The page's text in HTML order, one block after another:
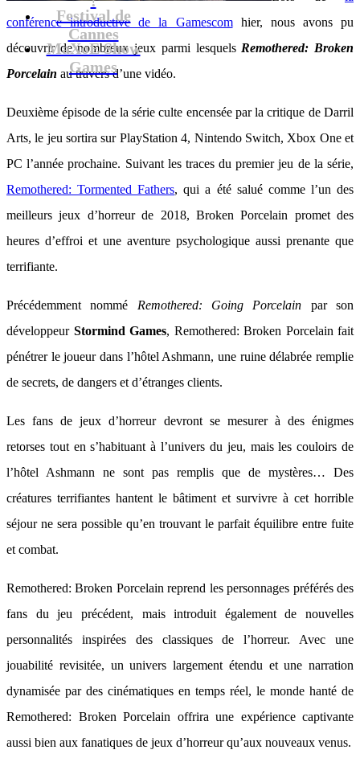
Festival de
Cannes
MaXoE Show
Games
conférence introductive de la Gamescomhier, nous avons pu
découvrir de nombreux jeux parmi lesquels Remothered: Broken
Porcelain au travers d’une vidéo.
Deuxième épisode de la série culte encensée par la critique de Darril
Arts, le jeu sortira sur PlayStation 4, Nintendo Switch, Xbox One et
PC l’année prochaine. Suivant les traces du premier jeu de la série,
Remothered: Tormented Fathers, qui a été salué comme l’un des
meilleurs jeux d’horreur de 2018, Broken Porcelain promet des
heures d’effroi et une aventure psychologique aussi prenante que
terrifiante.
Précédemment nommé Remothered: Going Porcelain par son
développeur Stormind Games, Remothered: Broken Porcelain fait
pénétrer le joueur dans l’hôtel Ashmann, une ruine délabrée remplie
de secrets, de dangers et d’étranges clients.
Les fans de jeux d’horreur devront se mesurer à des énigmes
retorses tout en s’habituant à l’univers du jeu, mais les couloirs de
l’hôtel Ashmann ne sont pas remplis que de mystères… Des
créatures terrifiantes hantent le bâtiment et survivre à cet horrible
séjour ne sera possible qu’en trouvant le parfait équilibre entre fuite
et combat.
Remothered: Broken Porcelain reprend les personnages préférés des
fans du jeu précédent, mais introduit également de nouvelles
personnalités inspirées des classiques de l’horreur. Avec une
jouabilité revisitée, un univers largement étendu et une narration
dynamisée par des cinématiques en temps réel, le monde hanté de
Remothered: Broken Porcelain offrira une expérience captivante
aussi bien aux fanatiques de jeux d’horreur qu’aux nouveaux venus.